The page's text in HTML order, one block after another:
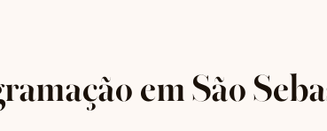
em São